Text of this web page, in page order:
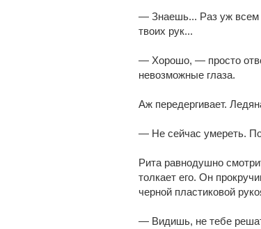
— Знаешь... Раз уж всем
твоих рук...
— Хорошо, — просто
невозможные глаза.
Аж передергивает.
— Не сейчас умереть.
Рита равнодушно
толкает его. Он
черной пластиковой
— Видишь, не тебе